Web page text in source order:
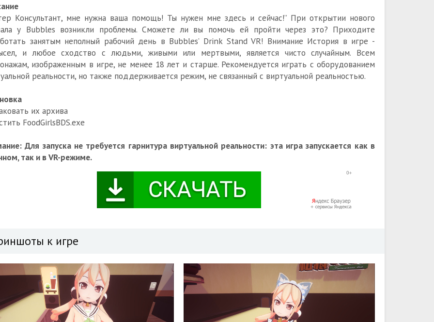
Консультант, мне нужна ваша помощь! Ты нужен мне здесь и сейчас!” При открытии нового
у Bubbles возникли проблемы. Сможете ли вы помочь ей пройти через это? Приходите
занятым неполный рабочий день в Bubbles’ Drink Stand VR! Внимание История в игре -
и любое сходство с людьми, живыми или мертвыми, является чисто случайным. Всем
изображенным в игре, не менее 18 лет и старше. Рекомендуется играть с оборудованием
реальности, но также поддерживается режим, не связанный с виртуальной реальностью.
их архива
FoodGirlsBDS.exe
Для запуска не требуется гарнитура виртуальной реальности: эта игра запускается как в
так и в VR-режиме.
к игре